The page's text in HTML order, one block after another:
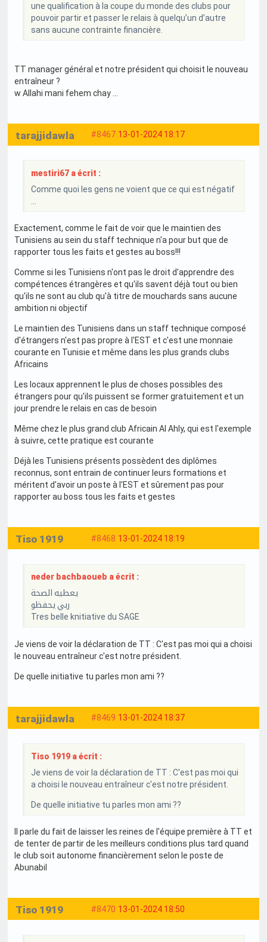
une qualification à la coupe du monde des clubs pour
pouvoir partir et passer le relais à quelqu’un d’autre
sans aucune contrainte financière.
TT manager général et notre président qui choisit le nouveau
entraîneur ?
w Allahi mani fehem chay ...
#8467 13-01-2024 18:17
tarajjidawla
mestiri67 a écrit :
Comme quoi les gens ne voient que ce qui est négatif
Exactement, comme le fait de voir que le maintien des
Tunisiens au sein du staff technique n'a pour but que de
rapporter tous les faits et gestes au boss!!!
Comme si les Tunisiens n'ont pas le droit d'apprendre des
compétences étrangères et qu'ils savent déjà tout ou bien
qu'ils ne sont au club qu'à titre de mouchards sans aucune
ambition ni objectif
Le maintien des Tunisiens dans un staff technique composé
d'étrangers n'est pas propre à l'EST et c'est une monnaie
courante en Tunisie et même dans les plus grands clubs
Africains
Les locaux apprennent le plus de choses possibles des
étrangers pour qu'ils puissent se former gratuitement et un
jour prendre le relais en cas de besoin
Même chez le plus grand club Africain Al Ahly, qui est l'exemple
à suivre, cette pratique est courante
Déjà les Tunisiens présents possèdent des diplômes
reconnus, sont entrain de continuer leurs formations et
méritent d'avoir un poste à l'EST et sûrement pas pour
rapporter au boss tous les faits et gestes
#8468 13-01-2024 18:19
Tiso 1919
neder bachbaoueb a écrit :
يعطيه الصحة
ربي يحفظو
Tres belle knitiative du SAGE
Je viens de voir la déclaration de TT : C'est pas moi qui a choisi
le nouveau entraîneur c'est notre président.
De quelle initiative tu parles mon ami ??
#8469 13-01-2024 18:37
tarajjidawla
Tiso 1919 a écrit :
Je viens de voir la déclaration de TT : C'est pas moi qui
a choisi le nouveau entraîneur c'est notre président.
De quelle initiative tu parles mon ami ??
Il parle du fait de laisser les reines de l'équipe première à TT et
de tenter de partir de les meilleurs conditions plus tard quand
le club soit autonome financièrement selon le poste de
Abunabil
#8470 13-01-2024 18:50
Tiso 1919